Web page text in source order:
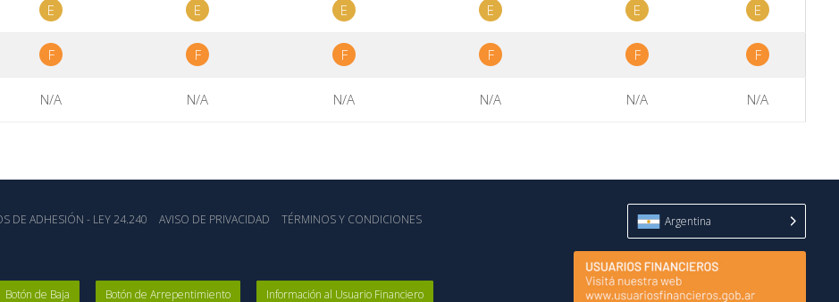
E E E E E E
F F F F F F
N/A N/A N/A N/A N/A N/A
DE ADHESIÓN - LEY 24.240 AVISO DE PRIVACIDAD TÉRMINOS Y CONDICIONES Argentina
Botón de Baja Botón de Arrepentimiento Información al Usuario Financiero